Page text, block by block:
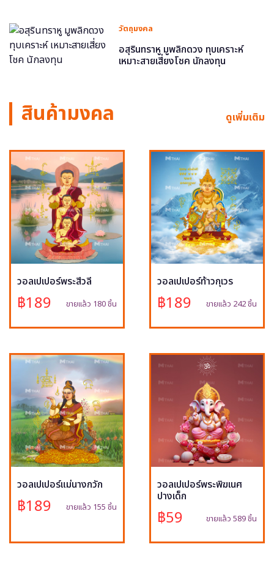
วัตถุมงคล
อสุรินทราหู มูพลิกดวง ทุบเคราะห์
เหมาะสายเสี่ยงโชค นักลงทุน
สินค้ามงคล ดูเพิ่มเติม
วอลเปเปอร์พระสีวลี
฿189 ขายแล้ว 180 ชิ้น
วอลเปเปอร์ท้าวกุเวร
฿189 ขายแล้ว 242 ชิ้น
วอลเปเปอร์แม่นางกวัก
฿189 ขายแล้ว 155 ชิ้น
วอลเปเปอร์พระพิฆเนศ
ปางเด็ก
฿59 ขายแล้ว 589 ชิ้น